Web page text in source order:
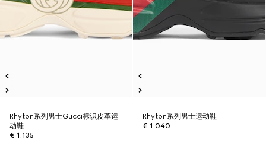
Rhyton系列男士Gucci标识皮革运
动鞋
€ 1.135
Rhyton系列男士运动鞋
€ 1.040